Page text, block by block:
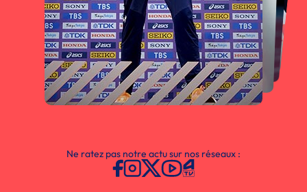
Ne ratez pas notre actu sur nos réseaux :